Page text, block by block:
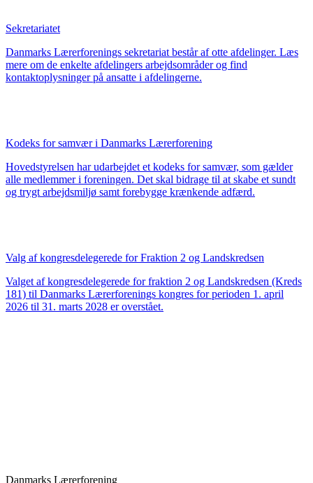
Sekretariatet
Danmarks Lærerforenings sekretariat består af otte afdelinger. Læs
mere om de enkelte afdelingers arbejdsområder og find
kontaktoplysninger på ansatte i afdelingerne.
Kodeks for samvær i Danmarks Lærerforening
Hovedstyrelsen har udarbejdet et kodeks for samvær, som gælder
alle medlemmer i foreningen. Det skal bidrage til at skabe et sundt
og trygt arbejdsmiljø samt forebygge krænkende adfærd.
Valg af kongresdelegerede for Fraktion 2 og Landskredsen
Valget af kongresdelegerede for fraktion 2 og Landskredsen (Kreds
181) til Danmarks Lærerforenings kongres for perioden 1. april
2026 til 31. marts 2028 er overstået.
Danmarks Lærerforening